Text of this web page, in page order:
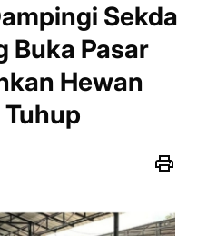
Sekda
Buka Pasar
Hewan